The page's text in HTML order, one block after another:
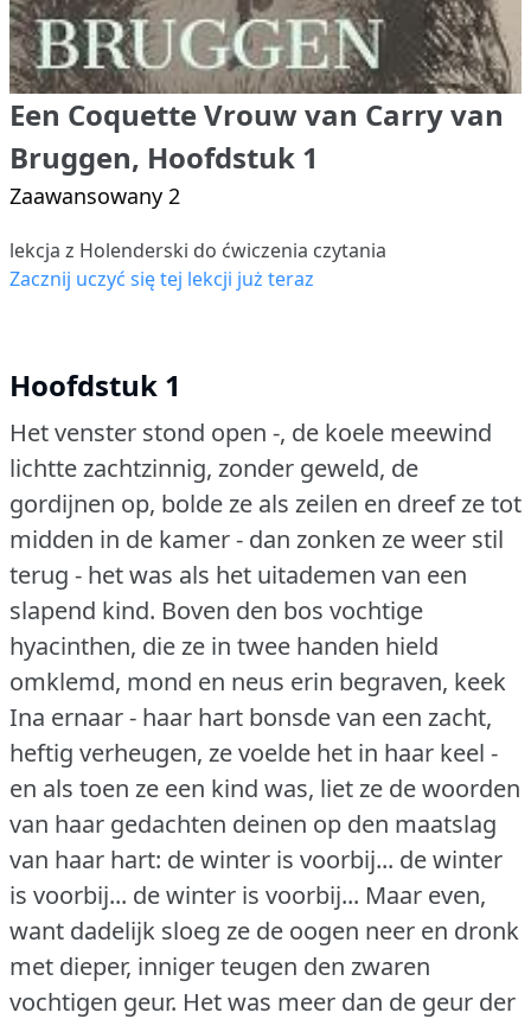
Een Coquette Vrouw van Carry van
Bruggen, Hoofdstuk 1
Zaawansowany 2
lekcja z Holenderski do ćwiczenia czytania
Zacznij uczyć się tej lekcji już teraz
Hoofdstuk 1
Het venster stond open -, de koele meewind
lichtte zachtzinnig, zonder geweld, de
gordijnen op, bolde ze als zeilen en dreef ze tot
midden in de kamer - dan zonken ze weer stil
terug - het was als het uitademen van een
slapend kind. Boven den bos vochtige
hyacinthen, die ze in twee handen hield
omklemd, mond en neus erin begraven, keek
Ina ernaar - haar hart bonsde van een zacht,
heftig verheugen, ze voelde het in haar keel -
en als toen ze een kind was, liet ze de woorden
van haar gedachten deinen op den maatslag
van haar hart: de winter is voorbij... de winter
is voorbij... de winter is voorbij... Maar even,
want dadelijk sloeg ze de oogen neer en dronk
met dieper, inniger teugen den zwaren
vochtigen geur. Het was meer dan de geur der